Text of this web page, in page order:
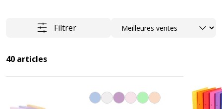
Filtrer Trier
40 articles
Personnalisation de la couleur